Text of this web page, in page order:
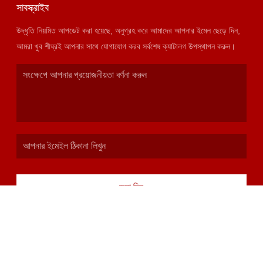
সাবস্ক্রাইব
উদ্ধৃতি নিয়মিত আপডেট করা হয়েছে, অনুগ্রহ করে আমাদের আপনার ইমেল ছেড়ে দিন,
আমরা খুব শীঘ্রই আপনার সাথে যোগাযোগ করব সর্বশেষ ক্যাটালগ উপস্থাপন করুন।
জমা দিন